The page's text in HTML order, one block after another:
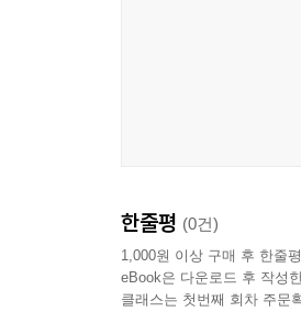
다. 정통신학처럼 규범
범)을 실현해야 한다. 이
--- p.98-99
한줄평 (0건)
1,000원 이상 구매 후 한줄
eBook은 다운로드 후 작성
클래스는 첫번째 회차 주문